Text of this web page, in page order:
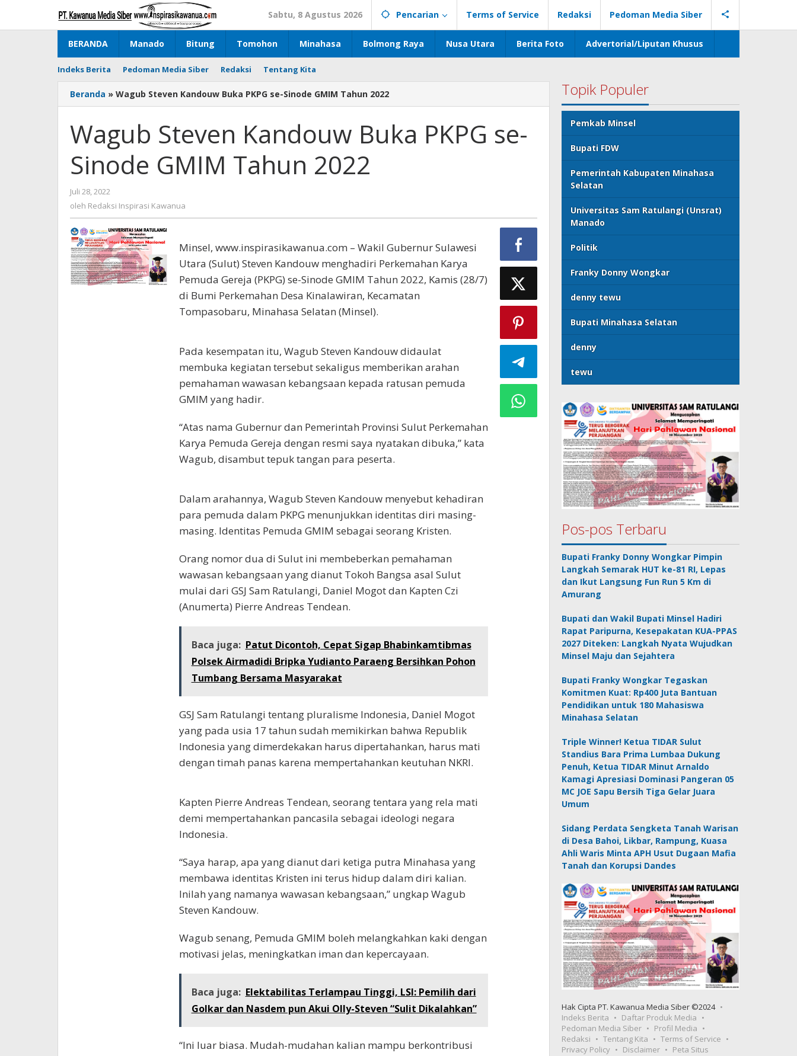
konten
Sabtu, 8 Agustus 2026 Pencarian Terms of Service Redaksi Pedoman Media Siber
BERANDA Manado Bitung Tomohon Minahasa Bolmong Raya Nusa Utara Berita Foto Advertorial/Liputan Khusus
Indeks Berita Pedoman Media Siber Redaksi Tentang Kita
Beranda » Wagub Steven Kandouw Buka PKPG se-Sinode GMIM Tahun 2022
Wagub Steven Kandouw Buka PKPG se-
Sinode GMIM Tahun 2022
Juli 28, 2022
Redaksi
Inspirasi
Kawanua
oleh Redaksi Inspirasi Kawanua
Minsel, www.inspirasikawanua.com – Wakil Gubernur Sulawesi
Utara (Sulut) Steven Kandouw menghadiri Perkemahan Karya
Pemuda Gereja (PKPG) se-Sinode GMIM Tahun 2022, Kamis (28/7)
di Bumi Perkemahan Desa Kinalawiran, Kecamatan
Tompasobaru, Minahasa Selatan (Minsel).
Pada kesempatan itu, Wagub Steven Kandouw didaulat
membuka kegiatan tersebut sekaligus memberikan arahan
pemahaman wawasan kebangsaan kepada ratusan pemuda
GMIM yang hadir.
“Atas nama Gubernur dan Pemerintah Provinsi Sulut Perkemahan
Karya Pemuda Gereja dengan resmi saya nyatakan dibuka,” kata
Wagub, disambut tepuk tangan para peserta.
Dalam arahannya, Wagub Steven Kandouw menyebut kehadiran
para pemuda dalam PKPG menunjukkan identitas diri masing-
masing. Identitas Pemuda GMIM sebagai seorang Kristen.
Orang nomor dua di Sulut ini membeberkan pemahaman
wawasan kebangsaan yang dianut Tokoh Bangsa asal Sulut
mulai dari GSJ Sam Ratulangi, Daniel Mogot dan Kapten Czi
(Anumerta) Pierre Andreas Tendean.
Baca juga: Patut Dicontoh, Cepat Sigap Bhabinkamtibmas
Polsek Airmadidi Bripka Yudianto Paraeng Bersihkan Pohon
Tumbang Bersama Masyarakat
GSJ Sam Ratulangi tentang pluralisme Indonesia, Daniel Mogot
yang pada usia 17 tahun sudah memikirkan bahwa Republik
Indonesia yang dimerdekakan harus dipertahankan, harus mati
dengan timah panas karena mempertahankan keutuhan NKRI.
Kapten Pierre Andreas Tendean, seorang tentara yang rela mati
demi mempertahankan pancasila sebagai ideologi negara
Indonesia.
“Saya harap, apa yang dianut dari ketiga putra Minahasa yang
membawa identitas Kristen ini terus hidup dalam diri kalian.
Inilah yang namanya wawasan kebangsaan,” ungkap Wagub
Steven Kandouw.
Wagub senang, Pemuda GMIM boleh melangkahkan kaki dengan
motivasi jelas, meningkatkan iman dan kepercayaan.
Baca juga: Elektabilitas Terlampau Tinggi, LSI: Pemilih dari
Golkar dan Nasdem pun Akui Olly-Steven “Sulit Dikalahkan”
“Ini luar biasa. Mudah-mudahan kalian mampu berkontribusi
Topik Populer
Pemkab Minsel
Bupati FDW
Pemerintah Kabupaten Minahasa
Selatan
Universitas Sam Ratulangi (Unsrat)
Manado
Politik
Franky Donny Wongkar
denny tewu
Bupati Minahasa Selatan
denny
tewu
Pos-pos Terbaru
Bupati Franky Donny Wongkar Pimpin
Langkah Semarak HUT ke-81 RI, Lepas
dan Ikut Langsung Fun Run 5 Km di
Amurang
Bupati dan Wakil Bupati Minsel Hadiri
Rapat Paripurna, Kesepakatan KUA-PPAS
2027 Diteken: Langkah Nyata Wujudkan
Minsel Maju dan Sejahtera
Bupati Franky Wongkar Tegaskan
Komitmen Kuat: Rp400 Juta Bantuan
Pendidikan untuk 180 Mahasiswa
Minahasa Selatan
Triple Winner! Ketua TIDAR Sulut
Standius Bara Prima Lumbaa Dukung
Penuh, Ketua TIDAR Minut Arnaldo
Kamagi Apresiasi Dominasi Pangeran 05
MC JOE Sapu Bersih Tiga Gelar Juara
Umum
Sidang Perdata Sengketa Tanah Warisan
di Desa Bahoi, Likbar, Rampung, Kuasa
Ahli Waris Minta APH Usut Dugaan Mafia
Tanah dan Korupsi Dandes
Hak Cipta PT. Kawanua Media Siber ©2024
Indeks Berita
Daftar Produk Media
Pedoman Media Siber
Profil Media
Redaksi
Tentang Kita
Terms of Service
Privacy Policy
Disclaimer Peta Situs